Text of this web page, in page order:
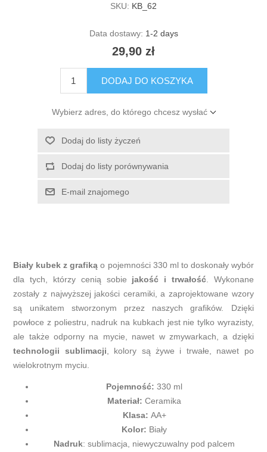
SKU: KB_62
Data dostawy: 1-2 days
29,90 zł
DODAJ DO KOSZYKA
Wybierz adres, do którego chcesz wysłać
Dodaj do listy życzeń
Dodaj do listy porównywania
E-mail znajomego
Biały kubek z grafiką o pojemności 330 ml to doskonały wybór
dla tych, którzy cenią sobie jakość i trwałość. Wykonane
zostały z najwyższej jakości ceramiki, a zaprojektowane wzory
są unikatem stworzonym przez naszych grafików. Dzięki
powłoce z poliestru, nadruk na kubkach jest nie tylko wyrazisty,
ale także odporny na mycie, nawet w zmywarkach, a dzięki
technologii sublimacji , kolory są żywe i trwałe, nawet po
wielokrotnym myciu.
Pojemność: 330 ml
Materiał: Ceramika
Klasa: AA+
Kolor: Biały
Nadruk: sublimacja, niewyczuwalny pod palcem